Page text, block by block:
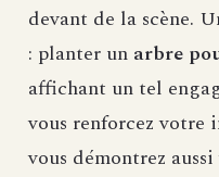
devant de la scène.
: planter un arbre
affichant un tel
vous renforcez votre
vous démontrez